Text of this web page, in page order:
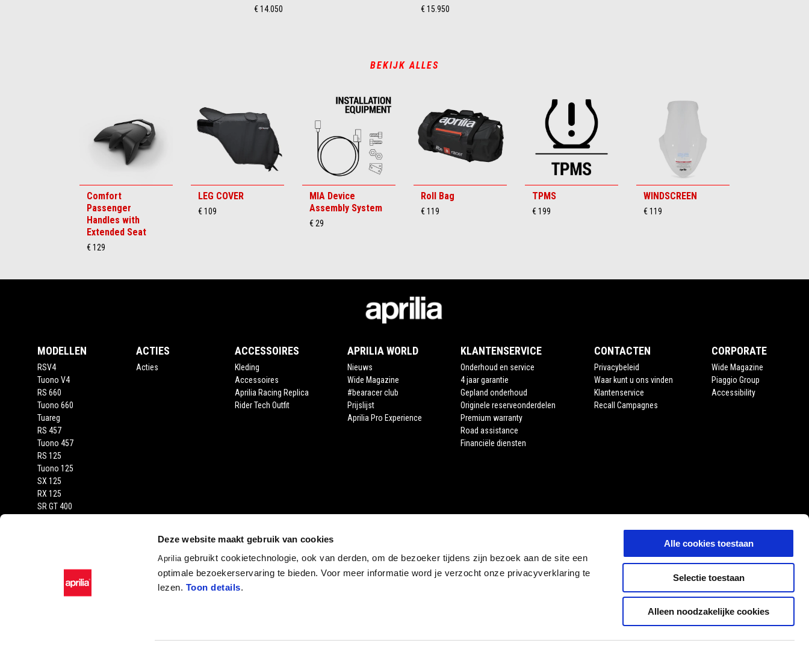
Deze website maakt gebruik van cookies
Apriliagebruikt cookietechnologie, ook van derden, om de bezoeker tijdens zijn bezoek aan de site een
optimale bezoekerservaring te bieden. Voor meer informatie word je verzocht onze privacyverklaring te
lezen. Toon details.
Alle cookies toestaan
Selectie toestaan
Alleen noodzakelijke cookies
€ 14.050 € 15.950
BEKIJK ALLES
Comfort
Passenger
Handles with
Extended Seat
€ 129
LEG COVER
€ 109
MIA Device
Assembly System
€ 29
Roll Bag
€ 119
TPMS
€ 199
WINDSCREEN
€ 119
MODELLEN
RSV4
Tuono V4
RS 660
Tuono 660
Tuareg
RS 457
Tuono 457
RS 125
Tuono 125
SX 125
RX 125
SR GT 400
ACTIES
Acties
ACCESSOIRES
Kleding
Accessoires
Aprilia Racing Replica
Rider Tech Outfit
APRILIA WORLD
Nieuws
Wide Magazine
#bearacer club
Prijslijst
Aprilia Pro Experience
KLANTENSERVICE
Onderhoud en service
4 jaar garantie
Gepland onderhoud
Originele reserveonderdelen
Premium warranty
Road assistance
Financiële diensten
CONTACTEN
Privacybeleid
Waar kunt u ons vinden
Klantenservice
Recall Campagnes
CORPORATE
Wide Magazine
Piaggio Group
Accessibility
STORE APRILIA